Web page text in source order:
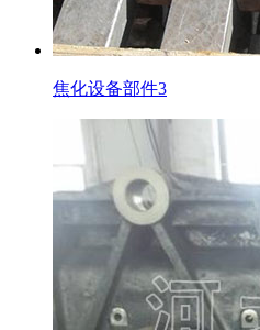
焦化设备部件3